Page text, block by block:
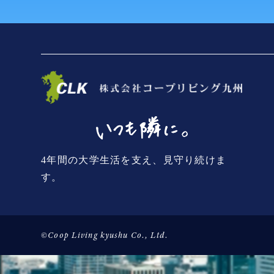
4年間の大学生活を支え、見守り続けま
す。
©Coop Living kyushu Co., Ltd.